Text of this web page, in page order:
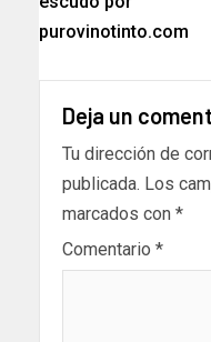
purovinotinto.com
Deja un
Tu dirección de
publicada. Los
marcados con *
Comentario *